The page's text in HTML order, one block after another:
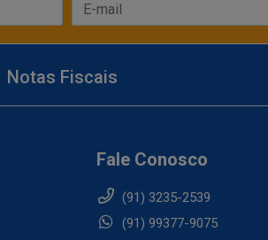
Notas Fiscais
Fale Conosco
(91) 3235-2539
(91) 99377-9075